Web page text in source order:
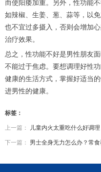
而使阳痿加重。另外，性功能
如辣椒、生姜、葱、蒜等，以
也不宜过多摄入，否则会增加
治疗效果。
总之，性功能不好是男性朋友
不能过于焦虑。要想调理好性
健康的生活方式，掌握好适当
进男性的健康。
标签：
上一篇： 儿童内火太重吃什么好调理
下一篇： 男士全身无力怎么办？常